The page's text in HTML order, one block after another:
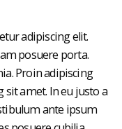
adipiscing elit.
posuere porta.
Proin adipiscing
amet. In eu justo a
ante ipsum